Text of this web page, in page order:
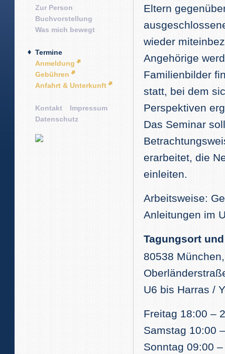
Zur Person
Buchvorstellung
Was mich bewegt
Termine
Anmeldung
Gebühren
Anfahrt & Unterkunft
Kontakt
Impressum
Datenschutz
Eltern
wieder
Angehörige
Familienbilder
statt, bei dem
Perspektiven
Das Seminar
erarbeitet, die
einleiten.
Arbeitsweise:
Anleitungen im
Tagungsort
80538
U6 bis Harras /
Freitag 18:00 –
Samstag 10:00
Sonntag 09:00